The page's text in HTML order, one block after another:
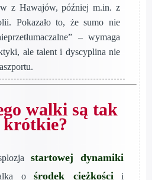
z Hawajów, później m.in. z
Pokazało to, że sumo nie
– wymaga
ale talent i dyscyplina nie
walki są tak
krótkie?
startowej dynamiki
ośrodek ciężkości i